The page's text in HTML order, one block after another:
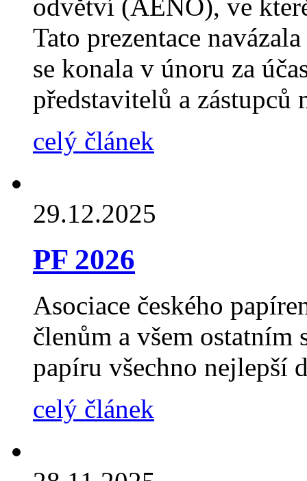
odvětví (AENO), ve
Tato prezentace
se konala v únoru za
představitelů a zástupců
celý článek
29.12.2025
PF 2026
Asociace českého
členům a všem
papíru všechno nejlepší
celý článek